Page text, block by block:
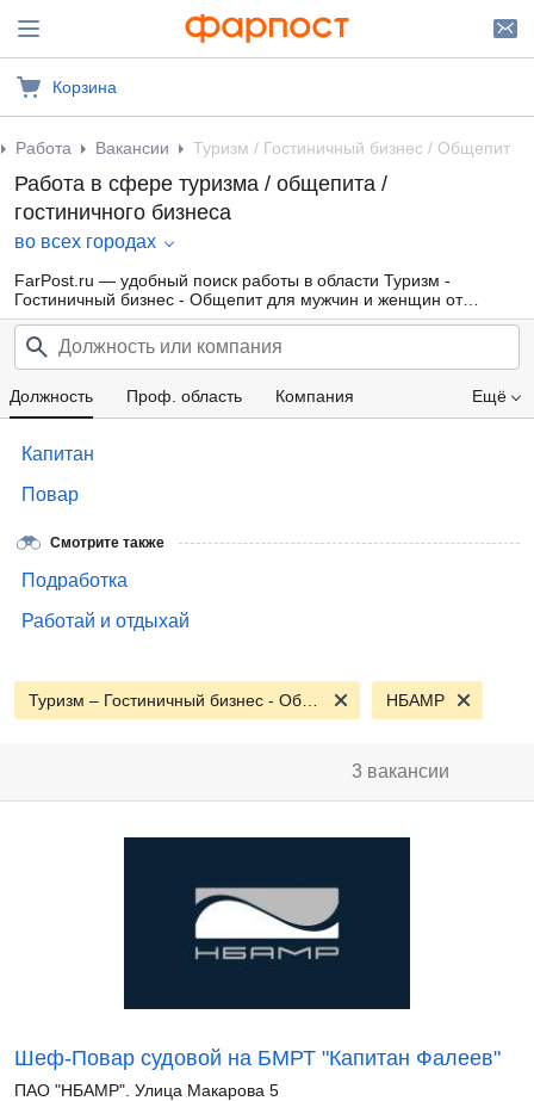
Корзина
Работа Вакансии Туризм / Гостиничный бизнес / Общепит
Работа в сфере туризма / общепита /
гостиничного бизнеса
во всех городах
FarPost.ru — удобный поиск работы в области Туризм -
Гостиничный бизнес - Общепит для мужчин и женщин от
прямых работодателей, а также от кадровых агентств. Свежие
вакансии каждый день.
Ещё
Должность Проф. область Компания
Капитан
Повар
Смотрите также
Подработка
Работай и отдыхай
НБАМР
3 вакансии
Шеф-Повар судовой на БМРТ "Капитан Фалеев"
ПАО "НБАМР". Улица Макарова 5